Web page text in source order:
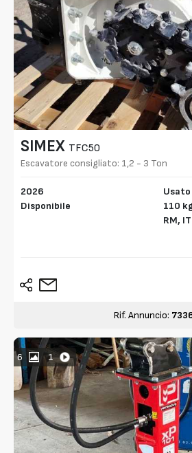
SIMEX TFC50
Escavatore consigliato: 1,2 - 3 Ton
2026
Disponibile
Usato
110
RM, IT
Rif. Annuncio:
6 1